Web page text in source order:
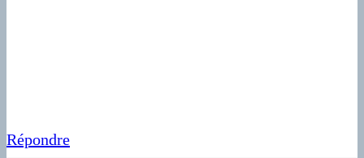
Répondre